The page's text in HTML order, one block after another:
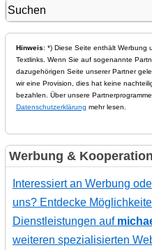
Hinweis: *) Diese Seite enthält Werbung
Textlinks. Wenn Sie auf sogenannte
dazugehörigen Seite unserer Partner
wir eine Provision, dies hat keine
bezahlen. Über unsere
Datenschutzerklärung mehr lesen.
Werbung &
Interessiert an Werbung
uns? Entdecke
Dienstleistungen auf
weiteren spezialisierten